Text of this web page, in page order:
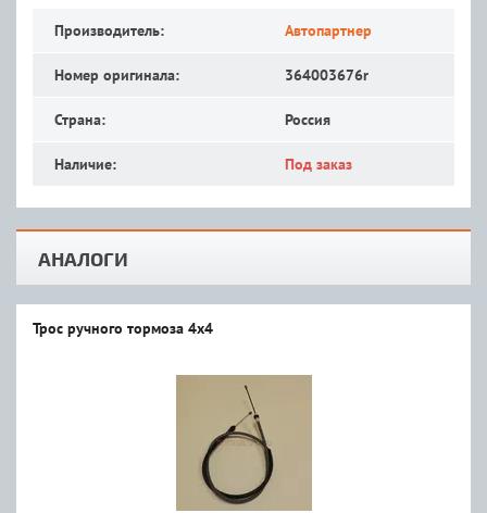
Производитель: Автопартнер
Номер оригинала: 364003676r
Страна: Россия
Наличие: Под заказ
АНАЛОГИ
Трос ручного тормоза 4х4